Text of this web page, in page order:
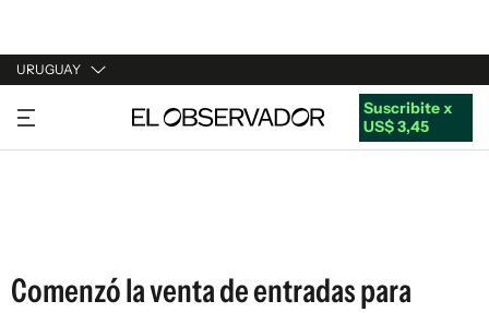
URUGUAY
URUGUAY
ARGENTINA
Suscribite x
US$ 3,45
Comenzó la venta de entradas para